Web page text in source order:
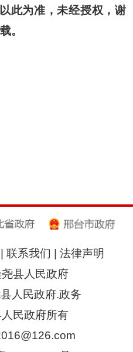
此为准，未经授权，谢
。
联系我们
法律声明
县人民政府
人民政府.政务
民政府所有